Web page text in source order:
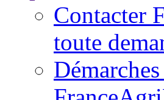
Contacter
toute